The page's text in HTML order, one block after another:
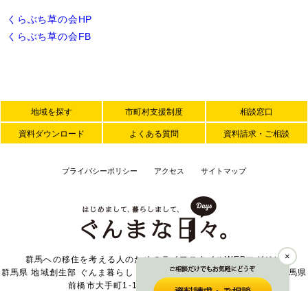
くらぶち草の会HP
くらぶち草の会FB
×
地域を探す 市町村支援制度 相談窓口
資料ダウンロード よくある質問 資料請求・ご相談
プライバシーポリシー アクセス サイトマップ
群馬への移住を考える人のためのライフスタイルWEBマガジン
群馬県 地域創生部 ぐんま暮らし・外国人活躍推進課 〒371-8570 群馬県
前橋市大手町1-1-1 TEL 027-226-2371